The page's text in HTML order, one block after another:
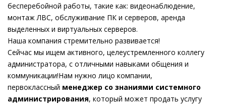
бесперебойной работы, такие как: видеонаблюдение,
монтаж ЛВС, обслуживание ПК и серверов, аренда
выделенных и виртуальных серверов.
Наша компания стремительно развивается!
Сейчас мы ищем активного, целеустремленного коллегу
администратора, с отличными навыками общения и
коммуникации!Нам нужно лицо компании,
первоклассный менеджер со знаниями системного
администрирования, который может продать услугу